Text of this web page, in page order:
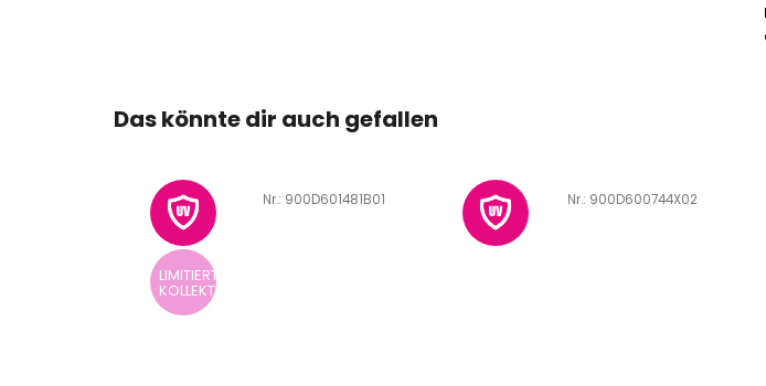
Das könnte dir auch gefallen
LIMITIERTE
KOLLEKTION
Art.-Nr.: 900D601481B01 Art.-Nr.: 900D600744X02